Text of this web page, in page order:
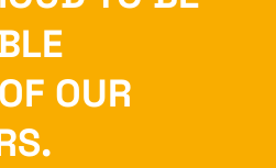
OUR